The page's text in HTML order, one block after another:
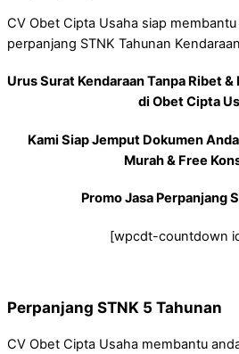
CV Obet Cipta Usaha siap
perpanjang STNK Tahunan
Urus Surat Kendaraan Tanpa Ribet
di Obet Cipta
Kami Siap Jemput Dokumen
Murah & Free
Promo Jasa Perpanjang
[wpcdt-countdown
Perpanjang STNK 5 Tahunan
CV Obet Cipta Usaha membantu